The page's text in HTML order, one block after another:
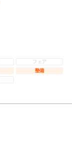
フェア
整備